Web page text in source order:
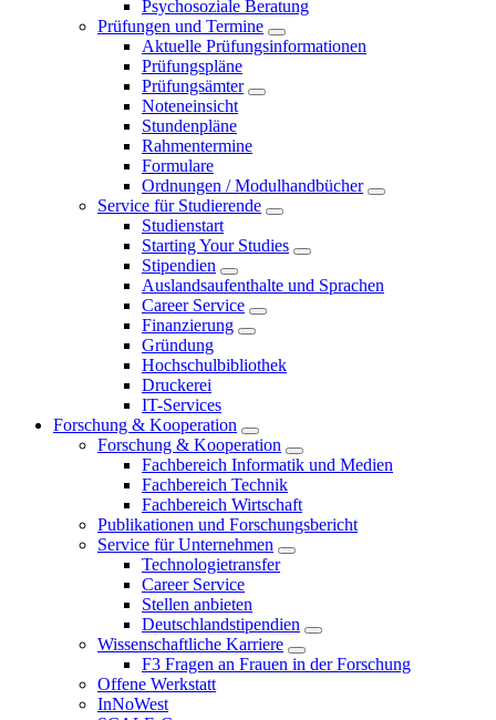
Psychosoziale Beratung
Prüfungen und Termine
Aktuelle Prüfungsinformationen
Prüfungspläne
Prüfungsämter
Noteneinsicht
Stundenpläne
Rahmentermine
Formulare
Ordnungen / Modulhandbücher
Service für Studierende
Studienstart
Starting Your Studies
Stipendien
Auslandsaufenthalte und Sprachen
Career Service
Finanzierung
Gründung
Hochschulbibliothek
Druckerei
IT-Services
Forschung & Kooperation
Forschung & Kooperation
Fachbereich Informatik und Medien
Fachbereich Technik
Fachbereich Wirtschaft
Publikationen und Forschungsbericht
Service für Unternehmen
Technologietransfer
Career Service
Stellen anbieten
Deutschlandstipendien
Wissenschaftliche Karriere
F3 Fragen an Frauen in der Forschung
Offene Werkstatt
InNoWest